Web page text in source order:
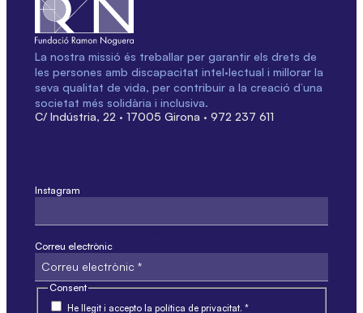
La nostra missió és treballar per garantir els drets de
les persones amb discapacitat intel·lectual i millorar la
seva qualitat de vida, per contribuir a la creació d’una
societat més solidària i inclusiva.
C/ Indústria, 22 · 17005 Girona · 972 237 611
Instagram
Correu electrònic
Consent
He llegit i accepto la política de privacitat. *